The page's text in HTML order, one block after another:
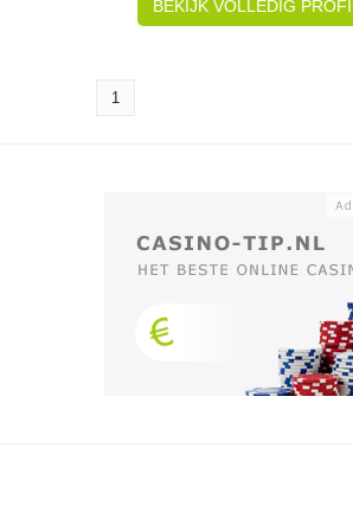
BEKIJK VOLLEDIG
1